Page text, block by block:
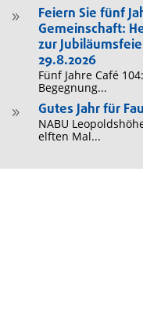
9
Feiern Sie fünf
Gemeinschaft:
zur
29.8.2026
Fünf Jahre Café
Begegnung...
9 Gutes Jahr für
NABU
elften Mal...